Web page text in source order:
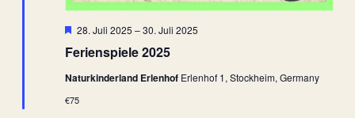
Ferienspiele 2025
Hervorgehoben
28. Juli 2025 –30. Juli 2025
Naturkinderland Erlenhof Erlenhof 1, Stockheim, Germany
€75